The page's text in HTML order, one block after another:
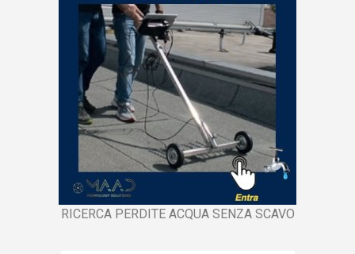
RICERCA PERDITE ACQUA SENZA SCAVO